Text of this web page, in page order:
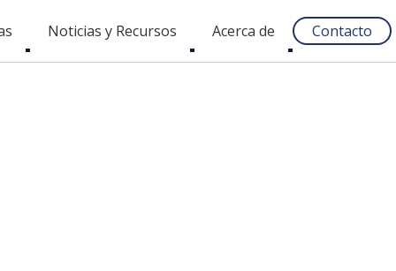
Toggle
submenu
Noticias y Recursos
Toggle
submenu
Acerca de
Toggle
submenu
Contacto